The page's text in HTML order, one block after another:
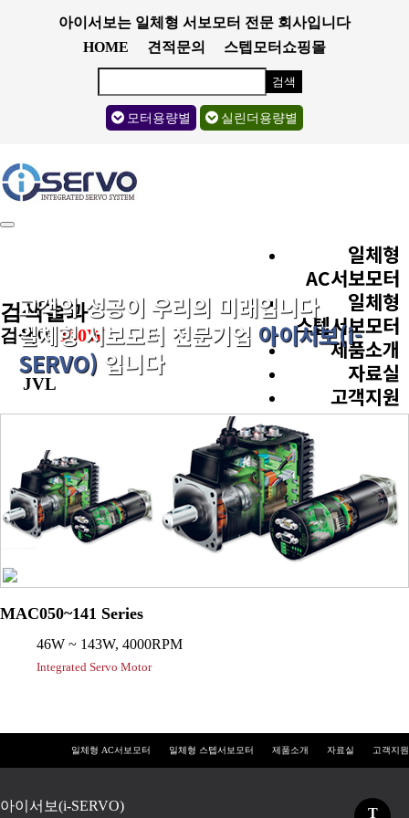
아이서보는 일체형 서보모터 전문 회사입니다
HOME
견적문의 스텝모터쇼핑몰
검색
모터용량별 실린더용량별
Toggle
일체형
AC서보모터
일체형
스텝서보모터
제품소개
자료실
고객지원
고객의 성공이 우리의 미래입니다
일체형 서보모터 전문기업 아이서보(i-
SERVO) 입니다
검색결과
검색어 150W
JVL
MAC050~141 Series
46W ~ 143W, 4000RPM
Integrated Servo Motor
일체형 AC서보모터 일체형 스텝서보모터 제품소개 자료실 고객지원
아이서보(i-SERVO) T